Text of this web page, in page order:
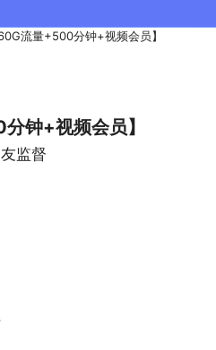
流量+500分钟+视频会员】
钟+视频会员】
监督